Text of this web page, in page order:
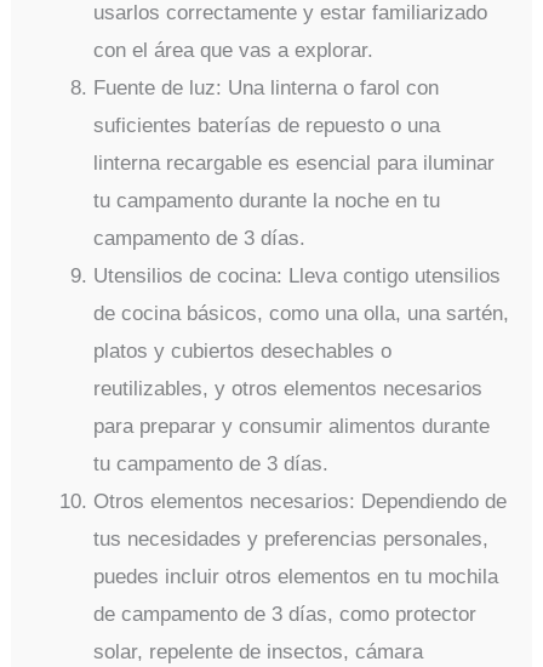
usarlos correctamente y estar familiarizado
con el área que vas a explorar.
Fuente de luz: Una linterna o farol con
suficientes baterías de repuesto o una
linterna recargable es esencial para iluminar
tu campamento durante la noche en tu
campamento de 3 días.
Utensilios de cocina: Lleva contigo utensilios
de cocina básicos, como una olla, una sartén,
platos y cubiertos desechables o
reutilizables, y otros elementos necesarios
para preparar y consumir alimentos durante
tu campamento de 3 días.
Otros elementos necesarios: Dependiendo de
tus necesidades y preferencias personales,
puedes incluir otros elementos en tu mochila
de campamento de 3 días, como protector
solar, repelente de insectos, cámara